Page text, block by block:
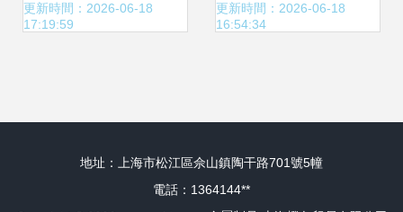
長安中歐金屬制品
更新時間：2026-06-18
17:19:59
性價比的平衡
更新時間：2026-06-18
16:54:34
地址：上海市松江區佘山鎮陶干路701號5幢
電話：1364144**